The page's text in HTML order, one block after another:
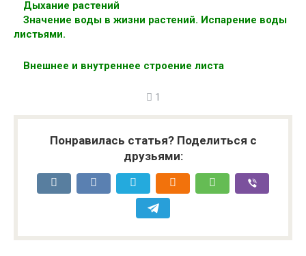
Дыхание растений
Значение воды в жизни растений. Испарение воды
листьями.
Внешнее и внутреннее строение листа
1
Понравилась статья? Поделиться с
друзьями: